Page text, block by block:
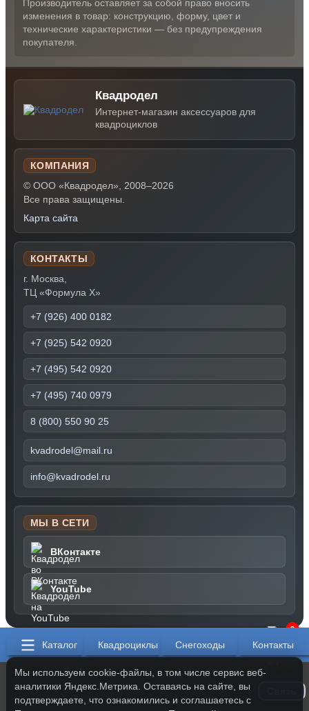
Каталог Квадроциклы Снегоходы Контакты
0
Производитель оставляет за собой право вносить
изменения в товар: конструкцию, форму, цвет и
технические характеристики — без предупреждения
покупателя.
Квадродел
Интернет-магазин аксессуаров для
квадроциклов
КОМПАНИЯ
© ООО «Квадродел», 2008–2026
Все права защищены.
Карта сайта
КОНТАКТЫ
г. Москва,
ТЦ «Формула Х»
+7 (926) 400 0182
+7 (925) 542 0920
+7 (495) 542 0920
+7 (495) 740 0979
8 (800) 550 90 25
kvadrodel@mail.ru
info@kvadrodel.ru
МЫ В СЕТИ
ВКонтакте
YouTube
Мы используем cookie-файлы, в том числе сервис веб-
аналитики Яндекс.Метрика. Оставаясь на сайте, вы
подтверждаете, что ознакомились и соглашаетесь с